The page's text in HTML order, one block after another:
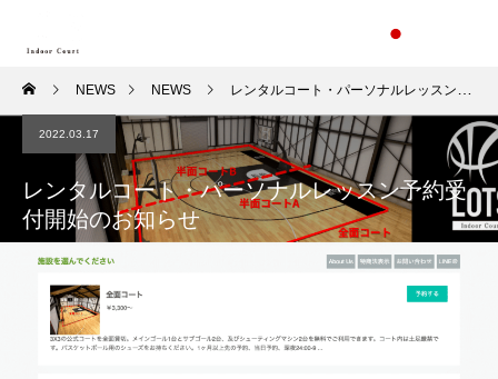
NEWS NEWS レンタルコート・パーソナルレッスン予約受付開始のお知らせ
2022.03.17
レンタルコート・パーソナルレッスン予約受
付開始のお知らせ